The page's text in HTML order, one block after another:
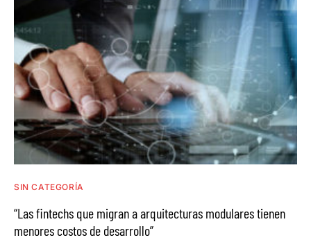
SIN CATEGORÍA
“Las fintechs que migran a arquitecturas modulares tienen
menores costos de desarrollo”